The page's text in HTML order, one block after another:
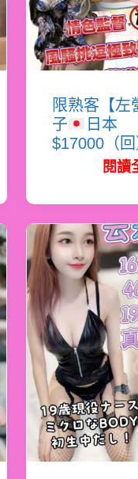
限熟客【左
子
日本
$17000（回
閱讀